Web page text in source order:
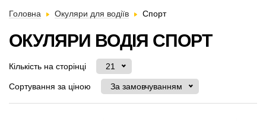
Головна Окуляри для водіїв Спорт
ОКУЛЯРИ ВОДІЯ СПОРТ
Кількість на сторінці 21
Сортування за ціною За замовчуванням